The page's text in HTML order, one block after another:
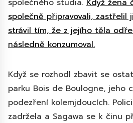
společně připravovali, zastřelil
strávil tím, že z jejího těla
následně konzumoval.
Když se rozhodl zbavit se
parku Bois de Boulogne, jeho
podezření kolemjdoucích.
zadržela a Sagawa se k činu